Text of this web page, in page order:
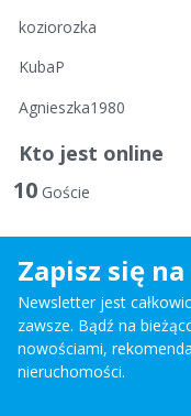
koziorozka
KubaP
Agnieszka1980
Kto jest online
10 Goście
Zapisz się
Newsletter jest
zawsze. Bądź na
nowościami,
nieruchomości.